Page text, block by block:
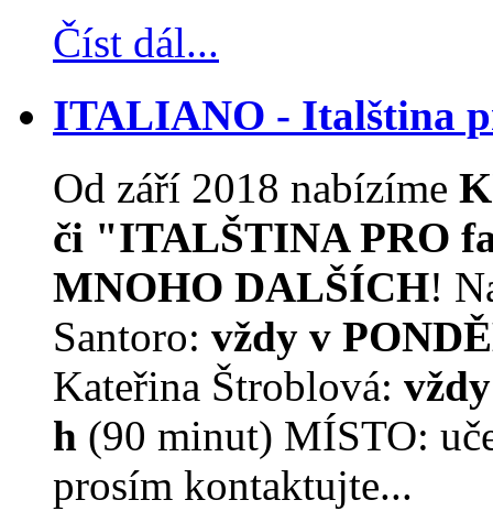
Číst dál...
ITALIANO - Italština
Od září 2018 nabízíme
či "ITALŠTINA PRO
MNOHO DALŠÍCH!
Santoro: vždy v
Kateřina Štroblová:
h (90 minut) MÍSTO:
prosím kontaktujte...